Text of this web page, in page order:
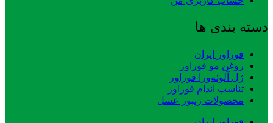
دسته بندی ها
فوراور ایران
روغن مو فوراور
ژل آلوئه‌ورا فوراور
تناسب اندام فوراور
محصولات زنبور عسل